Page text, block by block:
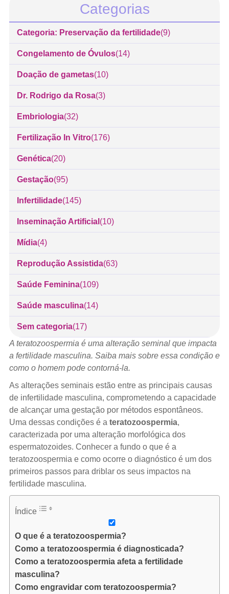
Categorias
Categoria: Preservação da fertilidade(9)
Congelamento de Óvulos(14)
Doação de gametas(10)
Dr. Rodrigo da Rosa(3)
Embriologia(32)
Fertilização In Vitro(176)
Genética(20)
Gestação(95)
Infertilidade(145)
Inseminação Artificial (10)
Mídia(4)
Reprodução Assistida(63)
Saúde Feminina(109)
Saúde masculina(14)
Sem categoria(17)
A teratozoospermia é uma alteração seminal que impacta
a fertilidade masculina. Saiba mais sobre essa condição e
como o homem pode contorná-la.
As alterações seminais estão entre as principais causas
de infertilidade masculina, comprometendo a capacidade
de alcançar uma gestação por métodos espontâneos.
Uma dessas condições é a teratozoospermia,
caracterizada por uma alteração morfológica dos
espermatozoides. Conhecer a fundo o que é a
teratozoospermia e como ocorre o diagnóstico é um dos
primeiros passos para driblar os seus impactos na
fertilidade masculina.
Índice
O que é a teratozoospermia?
Como a teratozoospermia é diagnosticada?
Como a teratozoospermia afeta a fertilidade
masculina?
Como engravidar com teratozoospermia?